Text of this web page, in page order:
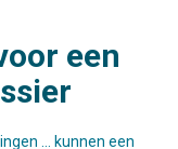
een
… kunnen een